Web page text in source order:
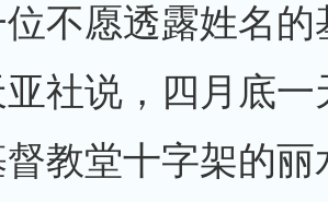
愿透露姓名的
亚社说，四月底
教堂十字架的丽